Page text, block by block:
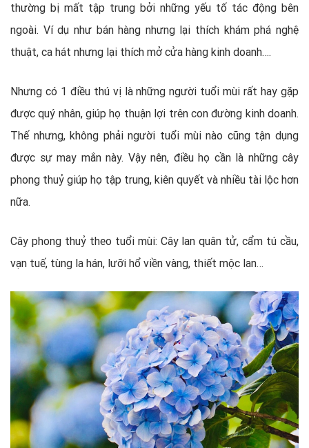
thường bị mất tập trung bởi những yếu tố tác động bên
ngoài. Ví dụ như bán hàng nhưng lại thích khám phá nghệ
thuật, ca hát nhưng lại thích mở cửa hàng kinh doanh….
Nhưng có 1 điều thú vị là những người tuổi mùi rất hay gặp
được quý nhân, giúp họ thuận lợi trên con đường kinh doanh.
Thế nhưng, không phải người tuổi mùi nào cũng tận dụng
được sự may mắn này. Vậy nên, điều họ cần là những cây
phong thuỷ giúp họ tập trung, kiên quyết và nhiều tài lộc hơn
nữa.
Cây phong thuỷ theo tuổi mùi: Cây lan quân tử, cẩm tú cầu,
vạn tuế, tùng la hán, lưỡi hổ viền vàng, thiết mộc lan…